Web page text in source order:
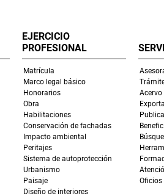
EJERCICIO
PROFESIONAL
Matrícula
Marco legal básico
Honorarios
Obra
Habilitaciones
Conservación de fachadas
Impacto ambiental
Peritajes
Sistema de autoprotección
Urbanismo
Paisaje
Diseño de interiores
Acervo